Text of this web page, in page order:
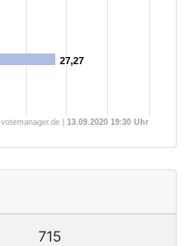
27,27
27,27
votemanager.de | 13.09.2020 19:30 Uhr
715